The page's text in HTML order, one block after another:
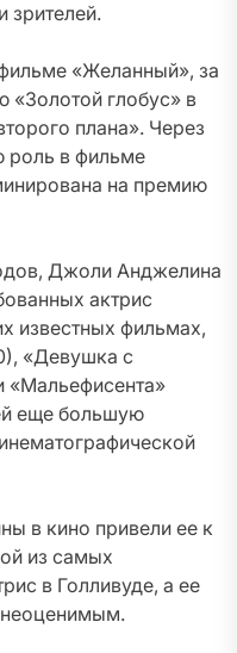
зрителей.
«Желанный», за
«Золотой глобус» в
плана». Через
роль в фильме
на премию
Джоли Анджелина
актрис
известных фильмах,
«Девушка с
«Мальефисента»
еще большую
в кино привели ее к
из самых
в Голливуде, а ее
неоценимым.